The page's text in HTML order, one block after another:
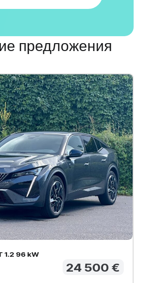
предложения
1.2 96 kW
24 500 €